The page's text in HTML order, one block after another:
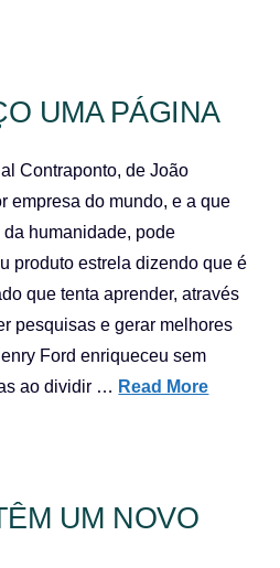
UMA PÁGINA
Contraponto, de João
empresa do mundo, e a que
humanidade, pode
produto estrela dizendo que é
que tenta aprender, através
pesquisas e gerar melhores
Ford enriqueceu sem
ao dividir … Read More
UM NOVO